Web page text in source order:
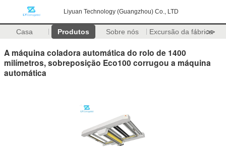
Liyuan Technology (Guangzhou) Co., LTD
Casa Produtos Sobre nós Excursão da fábrica
>>
A máquina coladora automática do rolo de 1400
milímetros, sobreposição Eco100 corrugou a máquina
automática